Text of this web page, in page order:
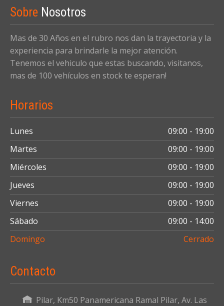
Sobre Nosotros
Mas de 30 Años en el rubro nos dan la trayectoria y la
experiencia para brindarle la mejor atención.
Tenemos el vehiculo que estas buscando, visitanos,
mas de 100 vehículos en stock te esperan!
Horarios
Lunes
09:00 - 19:00
Martes
09:00 - 19:00
Miércoles
09:00 - 19:00
Jueves
09:00 - 19:00
Viernes
09:00 - 19:00
Sábado
09:00 - 14:00
Domingo
Cerrado
Contacto
Pilar, Km50 Panamericana Ramal Pilar, Av. Las